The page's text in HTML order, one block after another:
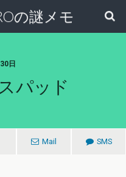
の謎メモ
日
パッド
Mail SMS